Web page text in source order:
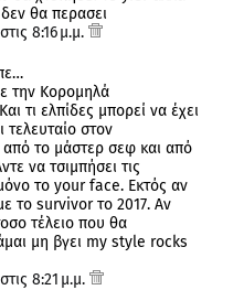
θα περασει
8:16 μ.μ.
την Κορομηλά
τι ελπίδες μπορεί να έχει
τελευταίο στον
από το μάστερ σεφ και από
να τσιμπήσει τις
το your face. Εκτός αν
το survivor το 2017. Αν
τέλειο που θα
μη βγει my style rocks
8:21 μ.μ.